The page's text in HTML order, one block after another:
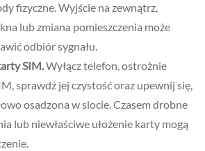
fizyczne. Wyjście na zewnątrz,
lub zmiana pomieszczenia może
odbiór sygnału.
SIM.Wyłącz telefon, ostrożnie
sprawdź jej czystość oraz upewnij się,
osadzona w slocie. Czasem drobne
lub niewłaściwe ułożenie karty mogą